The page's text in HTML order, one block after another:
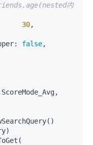
内
To:
30
false